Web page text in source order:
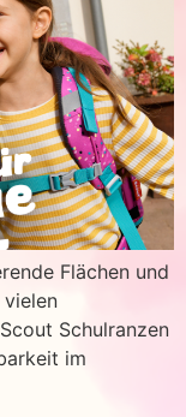
Flächen und
vielen
Schulranzen
im